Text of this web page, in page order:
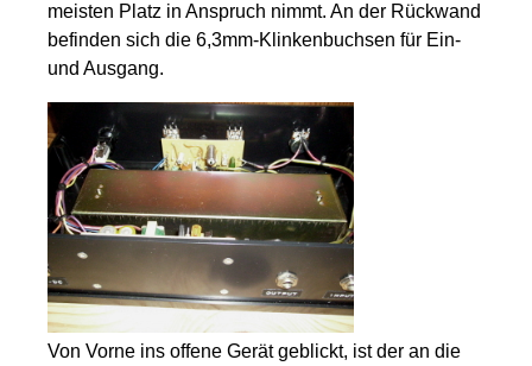
meisten Platz in Anspruch nimmt. An der Rückwand
befinden sich die 6,3mm-Klinkenbuchsen für Ein-
und Ausgang.
Von Vorne ins offene Gerät geblickt, ist der an die